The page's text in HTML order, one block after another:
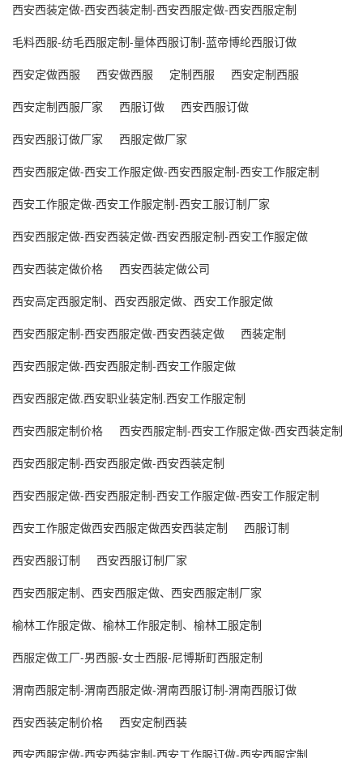
西安西装定做-西安西装定制-西安西服定做-西安西服定制
毛料西服-纺毛西服定制-量体西服订制-蓝帝博纶西服订做
西安定做西服
西安做西服 定制西服
西安定制西服
西安定制西服厂家
西服订做
西安西服订做
西安西服订做厂家
西服定做厂家
西安西服定做-西安工作服定做-西安西服定制-西安工作服定制
西安工作服定做-西安工作服定制-西安工服订制厂家
西安西服定做-西安西装定做-西安西服定制-西安工作服定做
西安西装定做价格
西安西装定做公司
西安高定西服定制、西安西服定做、西安工作服定做
西安西服定制-西安西服定做-西安西装定做
西装定制
西安西服定做-西安西服定制-西安工作服定做
西安西服定做.西安职业装定制.西安工作服定制
西安西服定制价格
西安西服定制-西安工作服定做-西安西装定制
西安西服定制-西安西服定做-西安西装定制
西安西服定做-西安西服定制-西安工作服定做-西安工作服定制
西安工作服定做西安西服定做西安西装定制
西服订制
西安西服订制
西安西服订制厂家
西安西服定制、西安西服定做、西安西服定制厂家
榆林工作服定做、榆林工作服定制、榆林工服定制
西服定做工厂-男西服-女士西服-尼博斯町西服定制
渭南西服定制-渭南西服定做-渭南西服订制-渭南西服订做
西安西装定制价格
西安定制西装
西安西服定做-西安西装定制-西安工作服订做-西安西服定制